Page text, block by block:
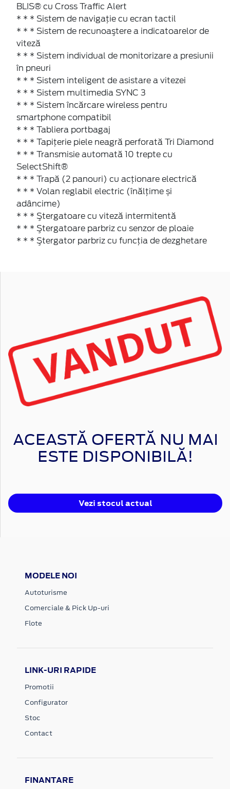
BLIS® cu Cross Traffic Alert
* * * Sistem de navigaţie cu ecran tactil
* * * Sistem de recunoaştere a indicatoarelor de
viteză
* * * Sistem individual de monitorizare a presiunii
în pneuri
* * * Sistem inteligent de asistare a vitezei
* * * Sistem multimedia SYNC 3
* * * Sistem încărcare wireless pentru
smartphone compatibil
* * * Tabliera portbagaj
* * * Tapițerie piele neagră perforată Tri Diamond
* * * Transmisie automată 10 trepte cu
SelectShift®
* * * Trapă (2 panouri) cu acţionare electrică
* * * Volan reglabil electric (înălţime și
adâncime)
* * * Ştergatoare cu viteză intermitentă
* * * Ştergatoare parbriz cu senzor de ploaie
* * * Ştergator parbriz cu funcţia de dezghetare
ACEASTĂ OFERTĂ NU MAI
ESTE DISPONIBILĂ!
Vezi stocul actual
MODELE NOI
Autoturisme
Comerciale & Pick Up-uri
Flote
LINK-URI RAPIDE
Promotii
Configurator
Stoc
Contact
FINANTARE